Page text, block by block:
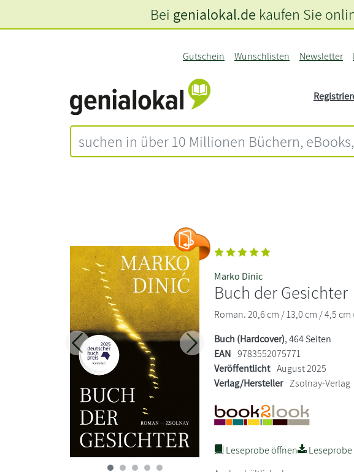
Gutschein Wunschlisten Newsletter
Bei genialokal.de kaufen Sie
Zurück Weiter
Marko Dinic
Buch der Gesichter
Roman. 20,6 cm / 13,0 cm / 4,5 cm
Buch (Hardcover), 464 Seiten
EAN 9783552075771
Veröffentlicht August 2025
Verlag/Hersteller Zsolnay-Verlag
Leseprobe öffnen